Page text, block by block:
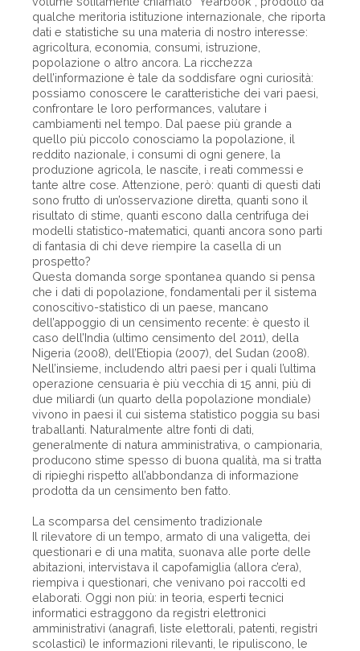
qualche meritoria istituzione internazionale, che riporta
dati e statistiche su una materia di nostro interesse:
agricoltura, economia, consumi, istruzione,
popolazione o altro ancora. La ricchezza
dell’informazione è tale da soddisfare ogni curiosità:
possiamo conoscere le caratteristiche dei vari paesi,
confrontare le loro performances, valutare i
cambiamenti nel tempo. Dal paese più grande a
quello più piccolo conosciamo la popolazione, il
reddito nazionale, i consumi di ogni genere, la
produzione agricola, le nascite, i reati commessi e
tante altre cose. Attenzione, però: quanti di questi dati
sono frutto di un’osservazione diretta, quanti sono il
risultato di stime, quanti escono dalla centrifuga dei
modelli statistico-matematici, quanti ancora sono parti
di fantasia di chi deve riempire la casella di un
prospetto?
Questa domanda sorge spontanea quando si pensa
che i dati di popolazione, fondamentali per il sistema
conoscitivo-statistico di un paese, mancano
dell’appoggio di un censimento recente: è questo il
caso dell’India (ultimo censimento del 2011), della
Nigeria (2008), dell’Etiopia (2007), del Sudan (2008).
Nell’insieme, includendo altri paesi per i quali l’ultima
operazione censuaria è più vecchia di 15 anni, più di
due miliardi (un quarto della popolazione mondiale)
vivono in paesi il cui sistema statistico poggia su basi
traballanti. Naturalmente altre fonti di dati,
generalmente di natura amministrativa, o campionaria,
producono stime spesso di buona qualità, ma si tratta
di ripieghi rispetto all’abbondanza di informazione
prodotta da un censimento ben fatto.
La scomparsa del censimento tradizionale
Il rilevatore di un tempo, armato di una valigetta, dei
questionari e di una matita, suonava alle porte delle
abitazioni, intervistava il capofamiglia (allora c’era),
riempiva i questionari, che venivano poi raccolti ed
elaborati. Oggi non più: in teoria, esperti tecnici
informatici estraggono da registri elettronici
amministrativi (anagrafi, liste elettorali, patenti, registri
scolastici) le informazioni rilevanti, le ripuliscono, le